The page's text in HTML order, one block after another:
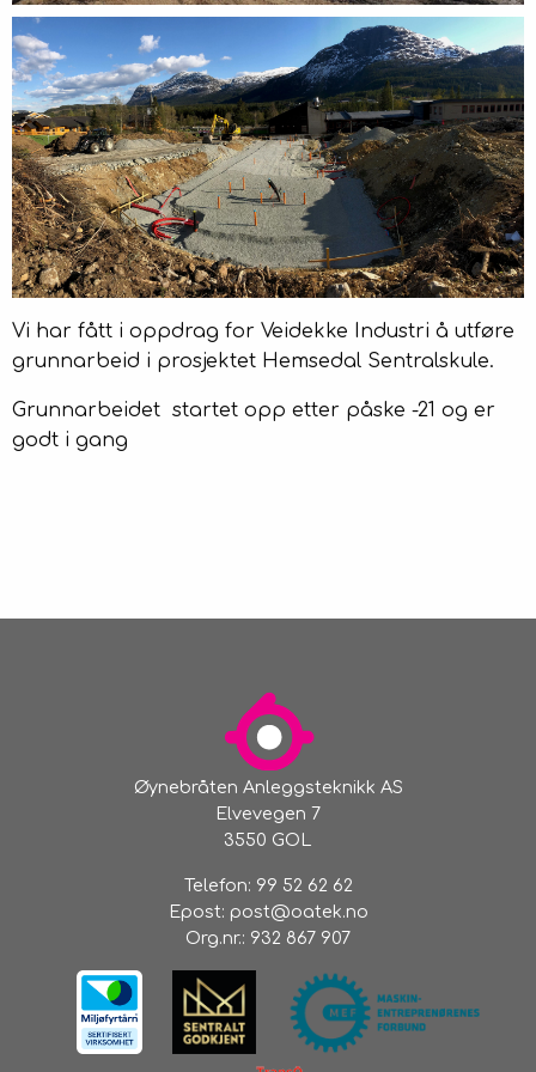
Kontakt
Vi har fått i oppdrag for Veidekke Industri å utføre
grunnarbeid i prosjektet Hemsedal Sentralskule.
Grunnarbeidet startet opp etter påske -21 og er
godt i gang
Øynebråten Anleggsteknikk AS
Elvevegen 7
3550 GOL
Telefon: 99 52 62 62
Epost: post@oatek.no
Org.nr.: 932 867 907